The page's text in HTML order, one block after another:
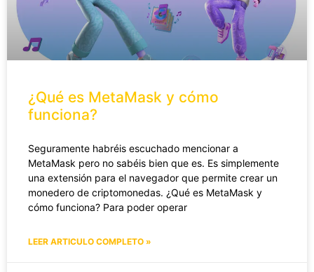
¿Qué es MetaMask y cómo
funciona?
Seguramente habréis escuchado mencionar a
MetaMask pero no sabéis bien que es. Es simplemente
una extensión para el navegador que permite crear un
monedero de criptomonedas. ¿Qué es MetaMask y
cómo funciona? Para poder operar
LEER ARTICULO COMPLETO »